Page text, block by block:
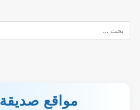
مواقع صديقة